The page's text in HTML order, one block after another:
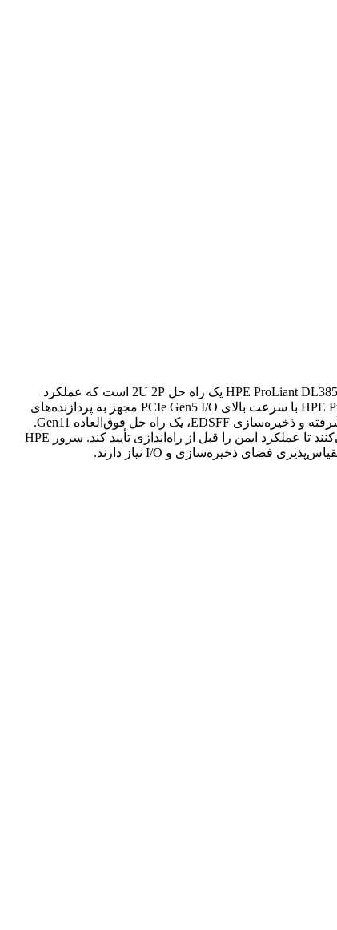
آیا به دنبال یک راه حل عملکرد بهینه شتاب دهنده برای اجرای بارهای کاری تجزیه و تحلیل هوش مصنوعی یا Big Data خود هستید؟ سرور HPE ProLiant DL385 Gen11 یک راه حل 2U 2P است که عملکرد
محاسباتی استثنایی، سرعت انتقال داده با سرعت بالا و عمق حافظه با قابلیت محاسبه 2P را ارائه می دهد. سرور HPE ProLiant DL385 Gen112P ac2P با سرعت بالای PCIe Gen5 I/O مجهز به پردازنده‌های
نسل چهارم و پنجم سری AMD EPYC 9004 و 9005 با حداکثر 160 هسته، افزایش پهنای باند و ظرفیت حافظه، پشتیبانی از پردازنده گرافیکی پیشرفته و ذخیره‌سازی EDSFF، یک راه حل فوق‌العاده Gen11.
ویژگی‌های امنیتی پیشرفته با ریشه سیلیکونی اعتماد HPE در میان‌افزار تعبیه شده‌اند و اثر انگشت دیجیتالی را برای پردازنده امن AMD ایجاد می‌کنند تا عملکرد ایمن را قبل از راه‌اندازی تأیید کند. سرور HPE